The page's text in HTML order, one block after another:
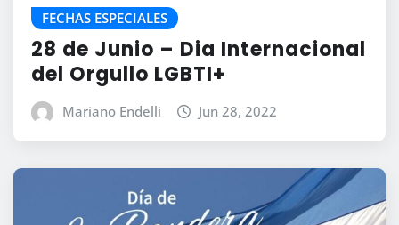
FECHAS ESPECIALES
28 de Junio – Dia Internacional
del Orgullo LGBTI+
Mariano Endelli Jun 28, 2022